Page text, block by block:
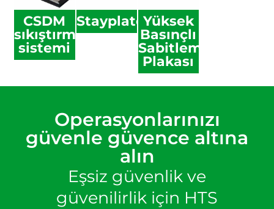
CSDM
sıkıştırma
sistemi
StayplateYüksek
Basınçlı
Sabitleme
Plakası
Operasyonlarınızı
güvenle güvence altına
alın
Eşsiz güvenlik ve
güvenilirlik için HTS